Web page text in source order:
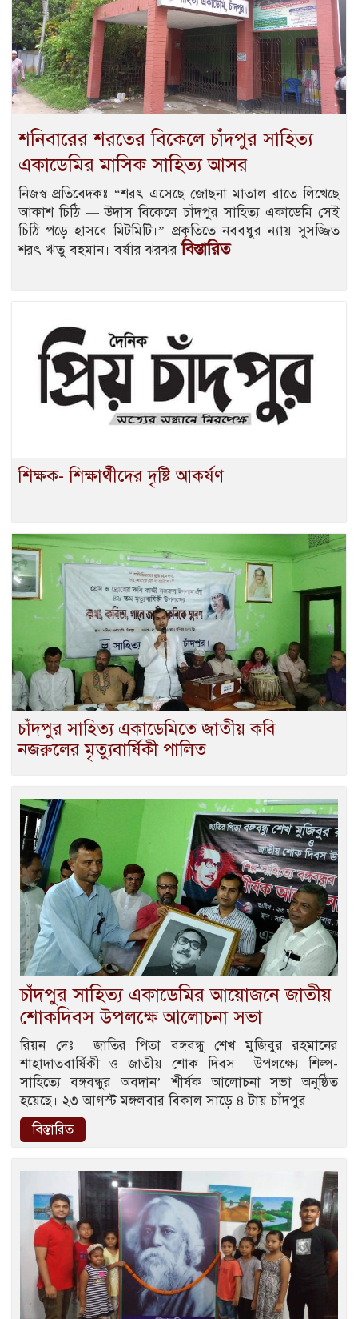
শনিবারের শরতের বিকেলে চাঁদপুর সাহিত্য
একাডেমির মাসিক সাহিত্য আসর
নিজস্ব প্রতিবেদকঃ “শরৎ এসেছে জোছনা মাতাল রাতে লিখেছে
আকাশ চিঠি — উদাস বিকেলে চাঁদপুর সাহিত্য একাডেমি সেই
চিঠি পড়ে হাসবে মিটমিটি।” প্রকৃতিতে নববধুর ন্যায় সুসজ্জিত
শরৎ ঋতু বহমান। বর্ষার ঝরঝরবিস্তারিত
শিক্ষক- শিক্ষার্থীদের দৃষ্টি আকর্ষণ
চাঁদপুর সাহিত্য একাডেমিতে জাতীয় কবি
নজরুলের মৃত্যুবার্ষিকী পালিত
চাঁদপুর সাহিত্য একাডেমির আয়োজনে জাতীয়
শোকদিবস উপলক্ষে আলোচনা সভা
রিয়ন দেঃ জাতির পিতা বঙ্গবন্ধু শেখ মুজিবুর রহমানের
শাহাদাতবার্ষিকী ও জাতীয় শোক দিবস উপলক্ষ্যে শিল্প-
সাহিত্যে বঙ্গবন্ধুর অবদান’ শীর্ষক আলোচনা সভা অনুষ্ঠিত
হয়েছে। ২৩ আগস্ট মঙ্গলবার বিকাল সাড়ে ৪ টায় চাঁদপুর
বিস্তারিত